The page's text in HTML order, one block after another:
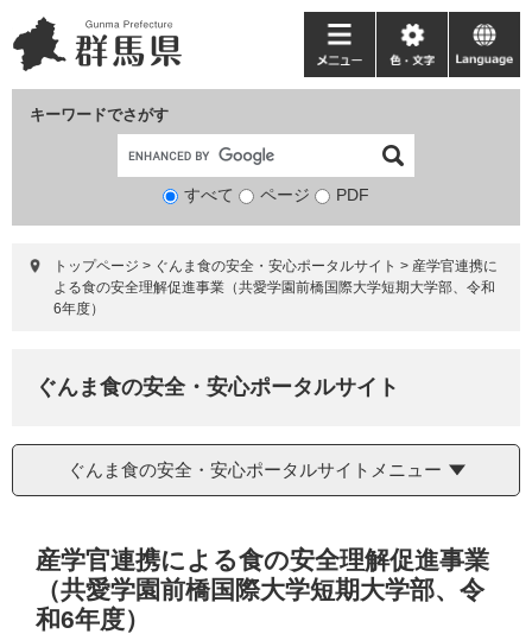
ー
ジ
ニ
ュ
て
キーワードでさがす
検
象
すべて ページ PDF
メ
ニ
ー
色・
文
language
トップページ > ぐんま食の安全・安心ポータルサイト > 産学官連携に
よる食の安全理解促進事業（共愛学園前橋国際大学短期大学部、令和
6年度）
ぐんま食の安全・安心ポータルサイト
ぐんま食の安全・安心ポータルサイトメニュー
産学官連携による食の安全理解促進事業
（共愛学園前橋国際大学短期大学部、令
和6年度）